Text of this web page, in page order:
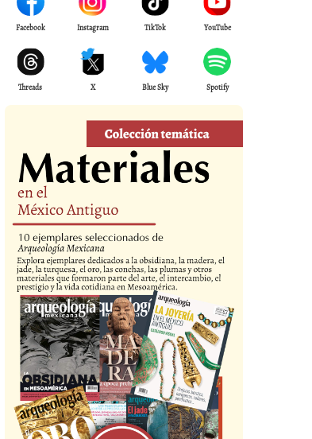
Facebook Instagram TikTok YouTube
Threads X Blue Sky Spotify